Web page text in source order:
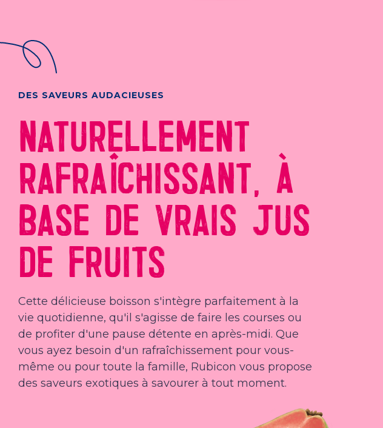
DES SAVEURS AUDACIEUSES
NATURELLEMENT
RAFRAÎCHISSANT, À
BASE DE VRAIS JUS
DE FRUITS
Cette délicieuse boisson s'intègre parfaitement à la
vie quotidienne, qu'il s'agisse de faire les courses ou
de profiter d'une pause détente en après-midi. Que
vous ayez besoin d'un rafraîchissement pour vous-
même ou pour toute la famille, Rubicon vous propose
des saveurs exotiques à savourer à tout moment.